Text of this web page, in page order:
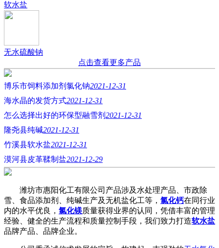
软水盐
无水硫酸钠
点击查看更多产品
博乐市饲料添加剂氯化钠2021-12-31
海水晶的发货方式2021-12-31
怎么选择出好的环保型融雪剂 2021-12-31
隆尧县纯碱2021-12-31
竹溪县软水盐2021-12-31
漠河县皮革鞣制盐2021-12-29
潍坊市惠阳化工有限公司产品涉及水处理产品、市政除
雪、食品添加剂、纯碱生产及无机盐化工等， 氯化钙在同行业
内的水平优良， 氯化镁质量获得业界的认同，凭借丰富的管理
经验、健全的生产流程和质量控制手段，我们致力打造软水盐
品牌产品、品牌企业。